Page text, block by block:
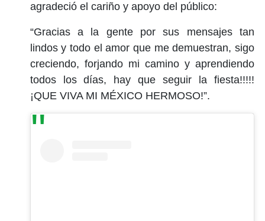
agradeció el cariño y apoyo del público:
“Gracias a la gente por sus mensajes tan
lindos y todo el amor que me demuestran, sigo
creciendo, forjando mi camino y aprendiendo
todos los días, hay que seguir la fiesta!!!!!
¡QUE VIVA MI MÉXICO HERMOSO!”.